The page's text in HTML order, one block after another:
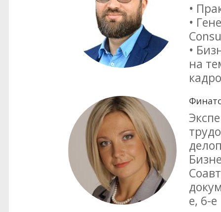
•
•
•
на
е, 6-